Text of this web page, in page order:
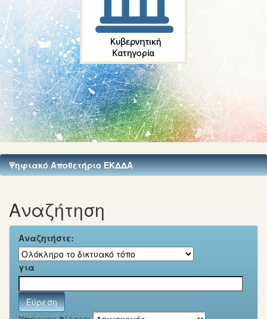
Ψηφιακό Αποθετήριο ΕΚΔΔΑ
Αναζήτηση
Αναζητήστε:
για